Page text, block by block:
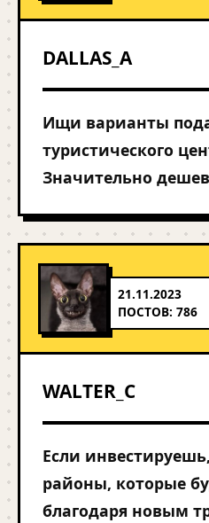
DALLAS_A
Ищи варианты
туристического
Значительно
21.11.2023
ПОСТОВ: 786
WALTER_C
Если
районы, которые
благодаря новым